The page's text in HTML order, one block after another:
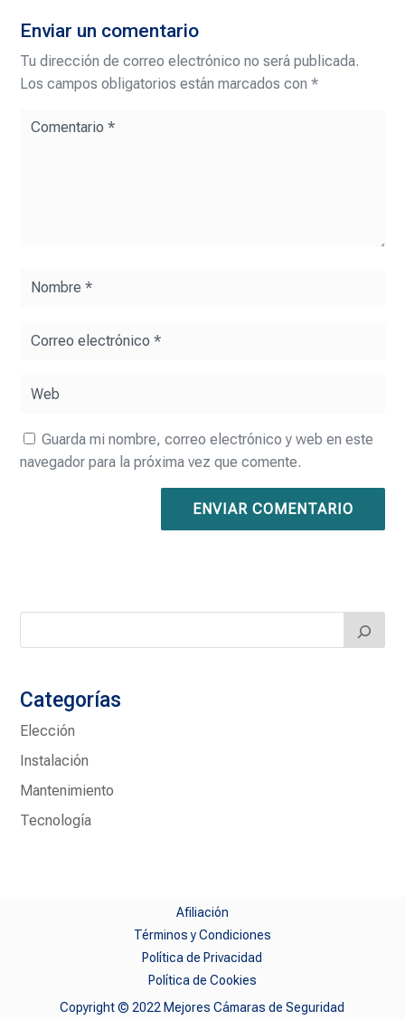
Enviar un comentario
Tu dirección de correo electrónico no será publicada.
Los campos obligatorios están marcados con*
Guarda mi nombre, correo electrónico y web en este
navegador para la próxima vez que comente.
ENVIAR COMENTARIO
Categorías
Elección
Instalación
Mantenimiento
Tecnología
Afiliación
Términos y Condiciones
Política de Privacidad
Política de Cookies
Copyright © 2022 Mejores Cámaras de Seguridad